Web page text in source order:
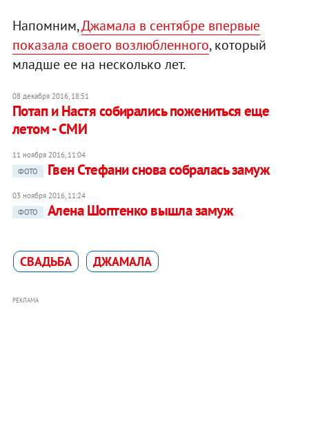
Напомним,Джамала в сентябре впервые
показала своего возлюбленного, который
младше ее на несколько лет.
08 декабря 2016, 18:51
Потап и Настя собирались пожениться еще
летом - СМИ
11 ноября 2016, 11:04
ФОТО
Гвен Стефани снова собралась замуж
03 ноября 2016, 11:24
ФОТО
Алена Шоптенко вышла замуж
СВАДЬБА ДЖАМАЛА
РЕКЛАМА